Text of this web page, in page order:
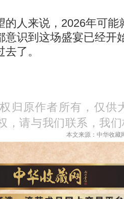
的人来说，2026年可能
意识到这场盛宴已经开
了。
归原作者所有，仅供
，请与我们联系，我
本文来源：中华收藏